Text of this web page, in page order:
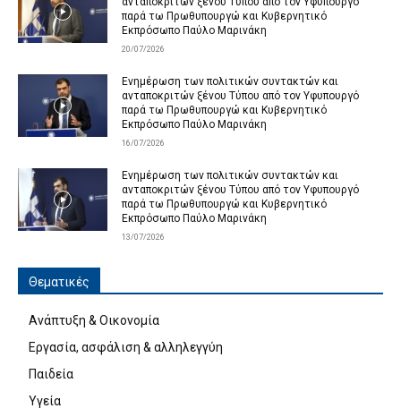
παρά τω Πρωθυπουργώ και Κυβερνητικό
Εκπρόσωπο Παύλο Μαρινάκη
20/07/2026
Ενημέρωση των πολιτικών συντακτών και
ανταποκριτών ξένου Τύπου από τον Υφυπουργό
παρά τω Πρωθυπουργώ και Κυβερνητικό
Εκπρόσωπο Παύλο Μαρινάκη
16/07/2026
Ενημέρωση των πολιτικών συντακτών και
ανταποκριτών ξένου Τύπου από τον Υφυπουργό
παρά τω Πρωθυπουργώ και Κυβερνητικό
Εκπρόσωπο Παύλο Μαρινάκη
13/07/2026
Θεματικές
Ανάπτυξη & Οικονομία
Εργασία, ασφάλιση & αλληλεγγύη
Παιδεία
Υγεία